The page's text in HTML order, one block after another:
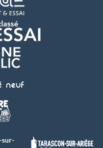
sur-